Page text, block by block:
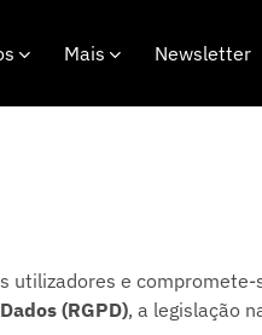
Mais Newsletter
utilizadores e
(RGPD), a legislação